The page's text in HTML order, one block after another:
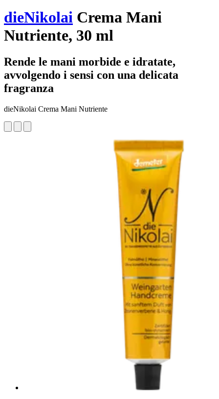
dieNikolai Crema Mani
Nutriente, 30 ml
Rende le mani morbide e idratate,
avvolgendo i sensi con una delicata
fragranza
dieNikolai Crema Mani Nutriente